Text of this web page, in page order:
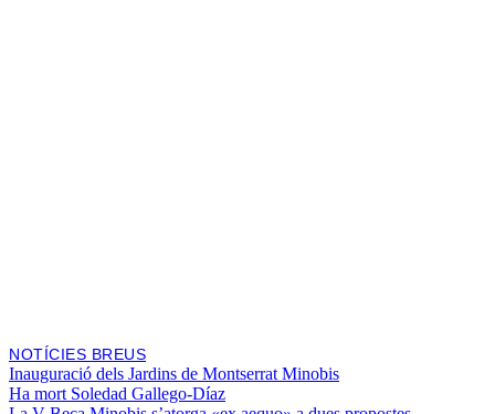
NOTÍCIES BREUS
Inauguració dels Jardins de Montserrat Minobis
Ha mort Soledad Gallego-Díaz